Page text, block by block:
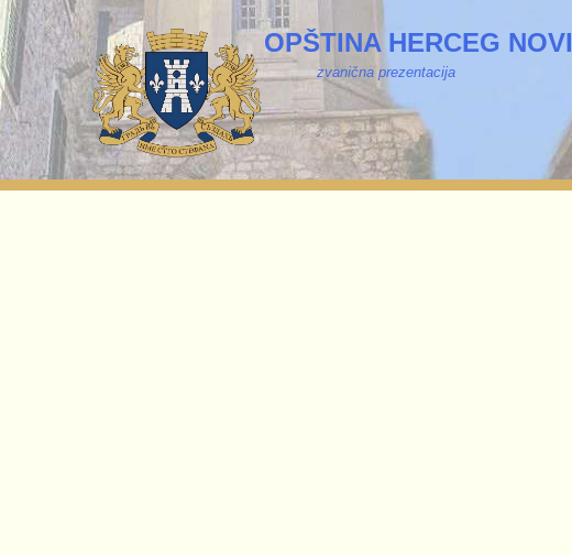
OPŠTINA HERCEG NOVI
zvanična prezentacija